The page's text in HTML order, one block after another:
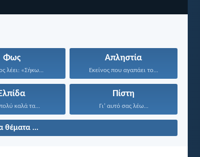
Φως
λέει: «Σήκω...
Απληστία
Εκείνος που αγαπάει το...
Ελπίδα
καλά τα...
Πίστη
Γι’ αυτό σας λέω...
θέματα ...